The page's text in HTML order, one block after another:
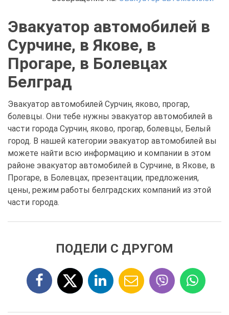
Эвакуатор автомобилей в
Сурчине, в Якове, в
Прогаре, в Болевцах
Белград
Эвакуатор автомобилей Сурчин, яково, прогар,
болевцы. Они тебе нужны эвакуатор автомобилей в
части города Сурчин, яково, прогар, болевцы, Белый
город. В нашей категории эвакуатор автомобилей вы
можете найти всю информацию и компании в этом
районе эвакуатор автомобилей в Сурчине, в Якове, в
Прогаре, в Болевцах, презентации, предложения,
цены, режим работы белградских компаний из этой
части города.
ПОДЕЛИ С ДРУГОМ